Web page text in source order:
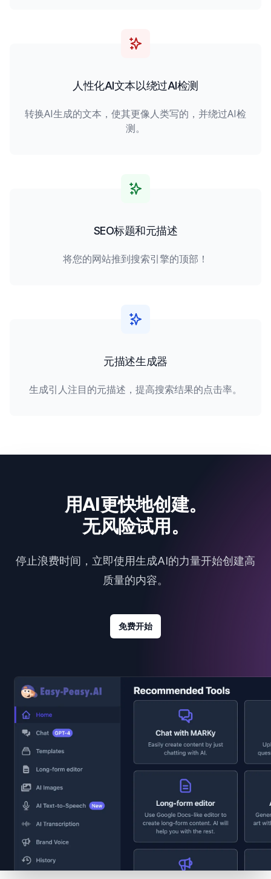
人性化AI文本以绕过AI检测
转换AI生成的文本，使其更像人类写的，并绕过AI检
测。
SEO标题和元描述
将您的网站推到搜索引擎的顶部！
元描述生成器
生成引人注目的元描述，提高搜索结果的点击率。
用AI更快地创建。
无风险试用。
停止浪费时间，立即使用生成AI的力量开始创建高
质量的内容。
免费开始